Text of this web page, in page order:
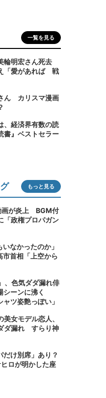
一覧を見る
輪明宏さん死去
「愛があれば 戦
ん カリスマ漫画
、経済界有数の読
』ベストセラー
もっと見る
画が炎上 BGM付
「政権プロパガン
なかったのか」
首相「上空から
、色気ダダ漏れ俳
シーンに沸く
ャツ姿艶っぽい」
女モデル恋人、
ダ漏れ すらり神
だけ別席」あり？
ロが明かした座